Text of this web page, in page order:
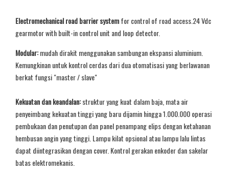
Electromechanical road barrier systemfor control of road access.24 Vdc
gearmotor with built-in control unit and loop detector.
Modular:mudah dirakit menggunakan sambungan ekspansi aluminium.
Kemungkinan untuk kontrol cerdas dari dua otomatisasi yang berlawanan
berkat fungsi "master / slave"
Kekuatan dan keandalan:struktur yang kuat dalam baja, mata air
penyeimbang kekuatan tinggi yang baru dijamin hingga 1.000.000 operasi
pembukaan dan penutupan dan panel penampang elips dengan ketahanan
hembusan angin yang tinggi. Lampu kilat opsional atau lampu lalu lintas
dapat diintegrasikan dengan cover. Kontrol gerakan enkoder dan sakelar
batas elektromekanis.